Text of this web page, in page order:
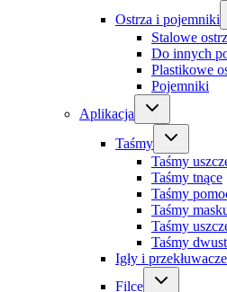
Ostrza i pojemniki
Stalowe
Do innych
Plastikowe
Pojemniki
Aplikacja
Taśmy
Taśmy
Taśmy tnące
Taśmy
Taśmy
Taśmy
Taśmy
Igły i przekłuwacze
Filce